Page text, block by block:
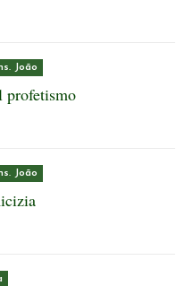
João
profetismo
João